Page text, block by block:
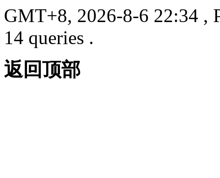
GMT+8, 2026-8-6 22:34 ,
14 queries .
返回顶部